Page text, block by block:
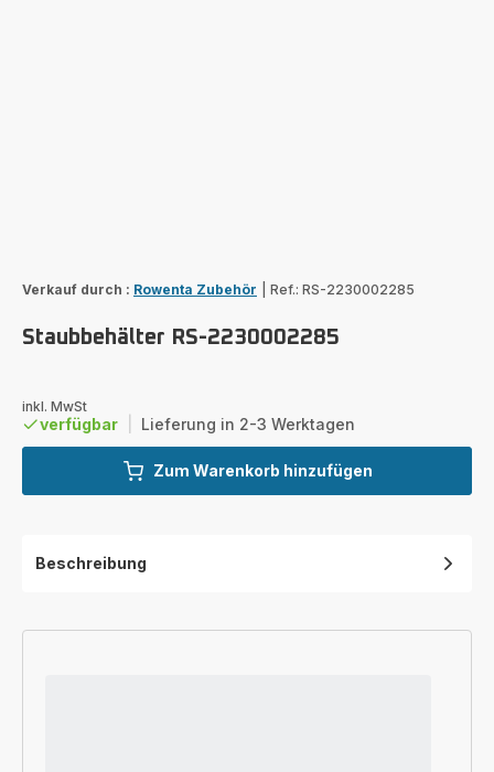
Verkauf durch : Rowenta Zubehör Ref.: RS-2230002285
Staubbehälter RS-2230002285
inkl. MwSt
verfügbar Lieferung in 2-3 Werktagen
Zum Warenkorb hinzufügen
Beschreibung